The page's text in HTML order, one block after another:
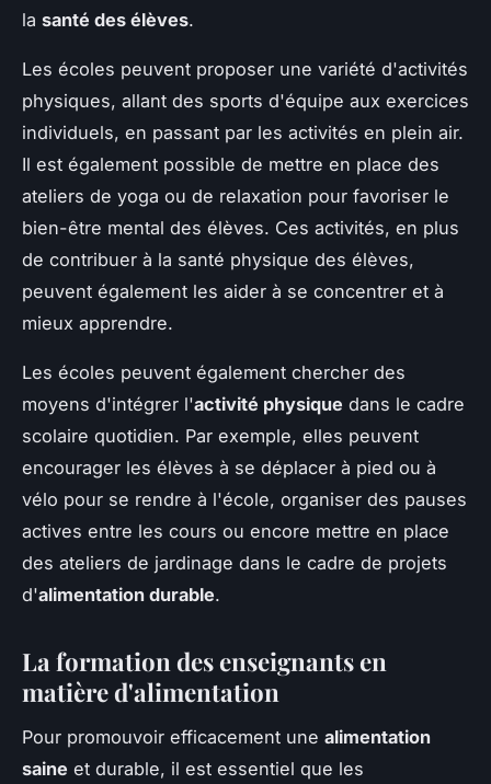
la santé des élèves.
Les écoles peuvent proposer une variété d'activités
physiques, allant des sports d'équipe aux exercices
individuels, en passant par les activités en plein air.
Il est également possible de mettre en place des
ateliers de yoga ou de relaxation pour favoriser le
bien-être mental des élèves. Ces activités, en plus
de contribuer à la santé physique des élèves,
peuvent également les aider à se concentrer et à
mieux apprendre.
Les écoles peuvent également chercher des
moyens d'intégrer l'activité physique dans le cadre
scolaire quotidien. Par exemple, elles peuvent
encourager les élèves à se déplacer à pied ou à
vélo pour se rendre à l'école, organiser des pauses
actives entre les cours ou encore mettre en place
des ateliers de jardinage dans le cadre de projets
d'alimentation durable.
La formation des enseignants en
matière d'alimentation
Pour promouvoir efficacement une alimentation
saine et durable, il est essentiel que les